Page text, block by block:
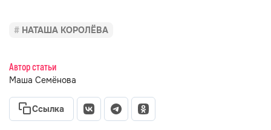
НАТАША КОРОЛЁВА
Автор статьи
Маша Семёнова
Ссылка